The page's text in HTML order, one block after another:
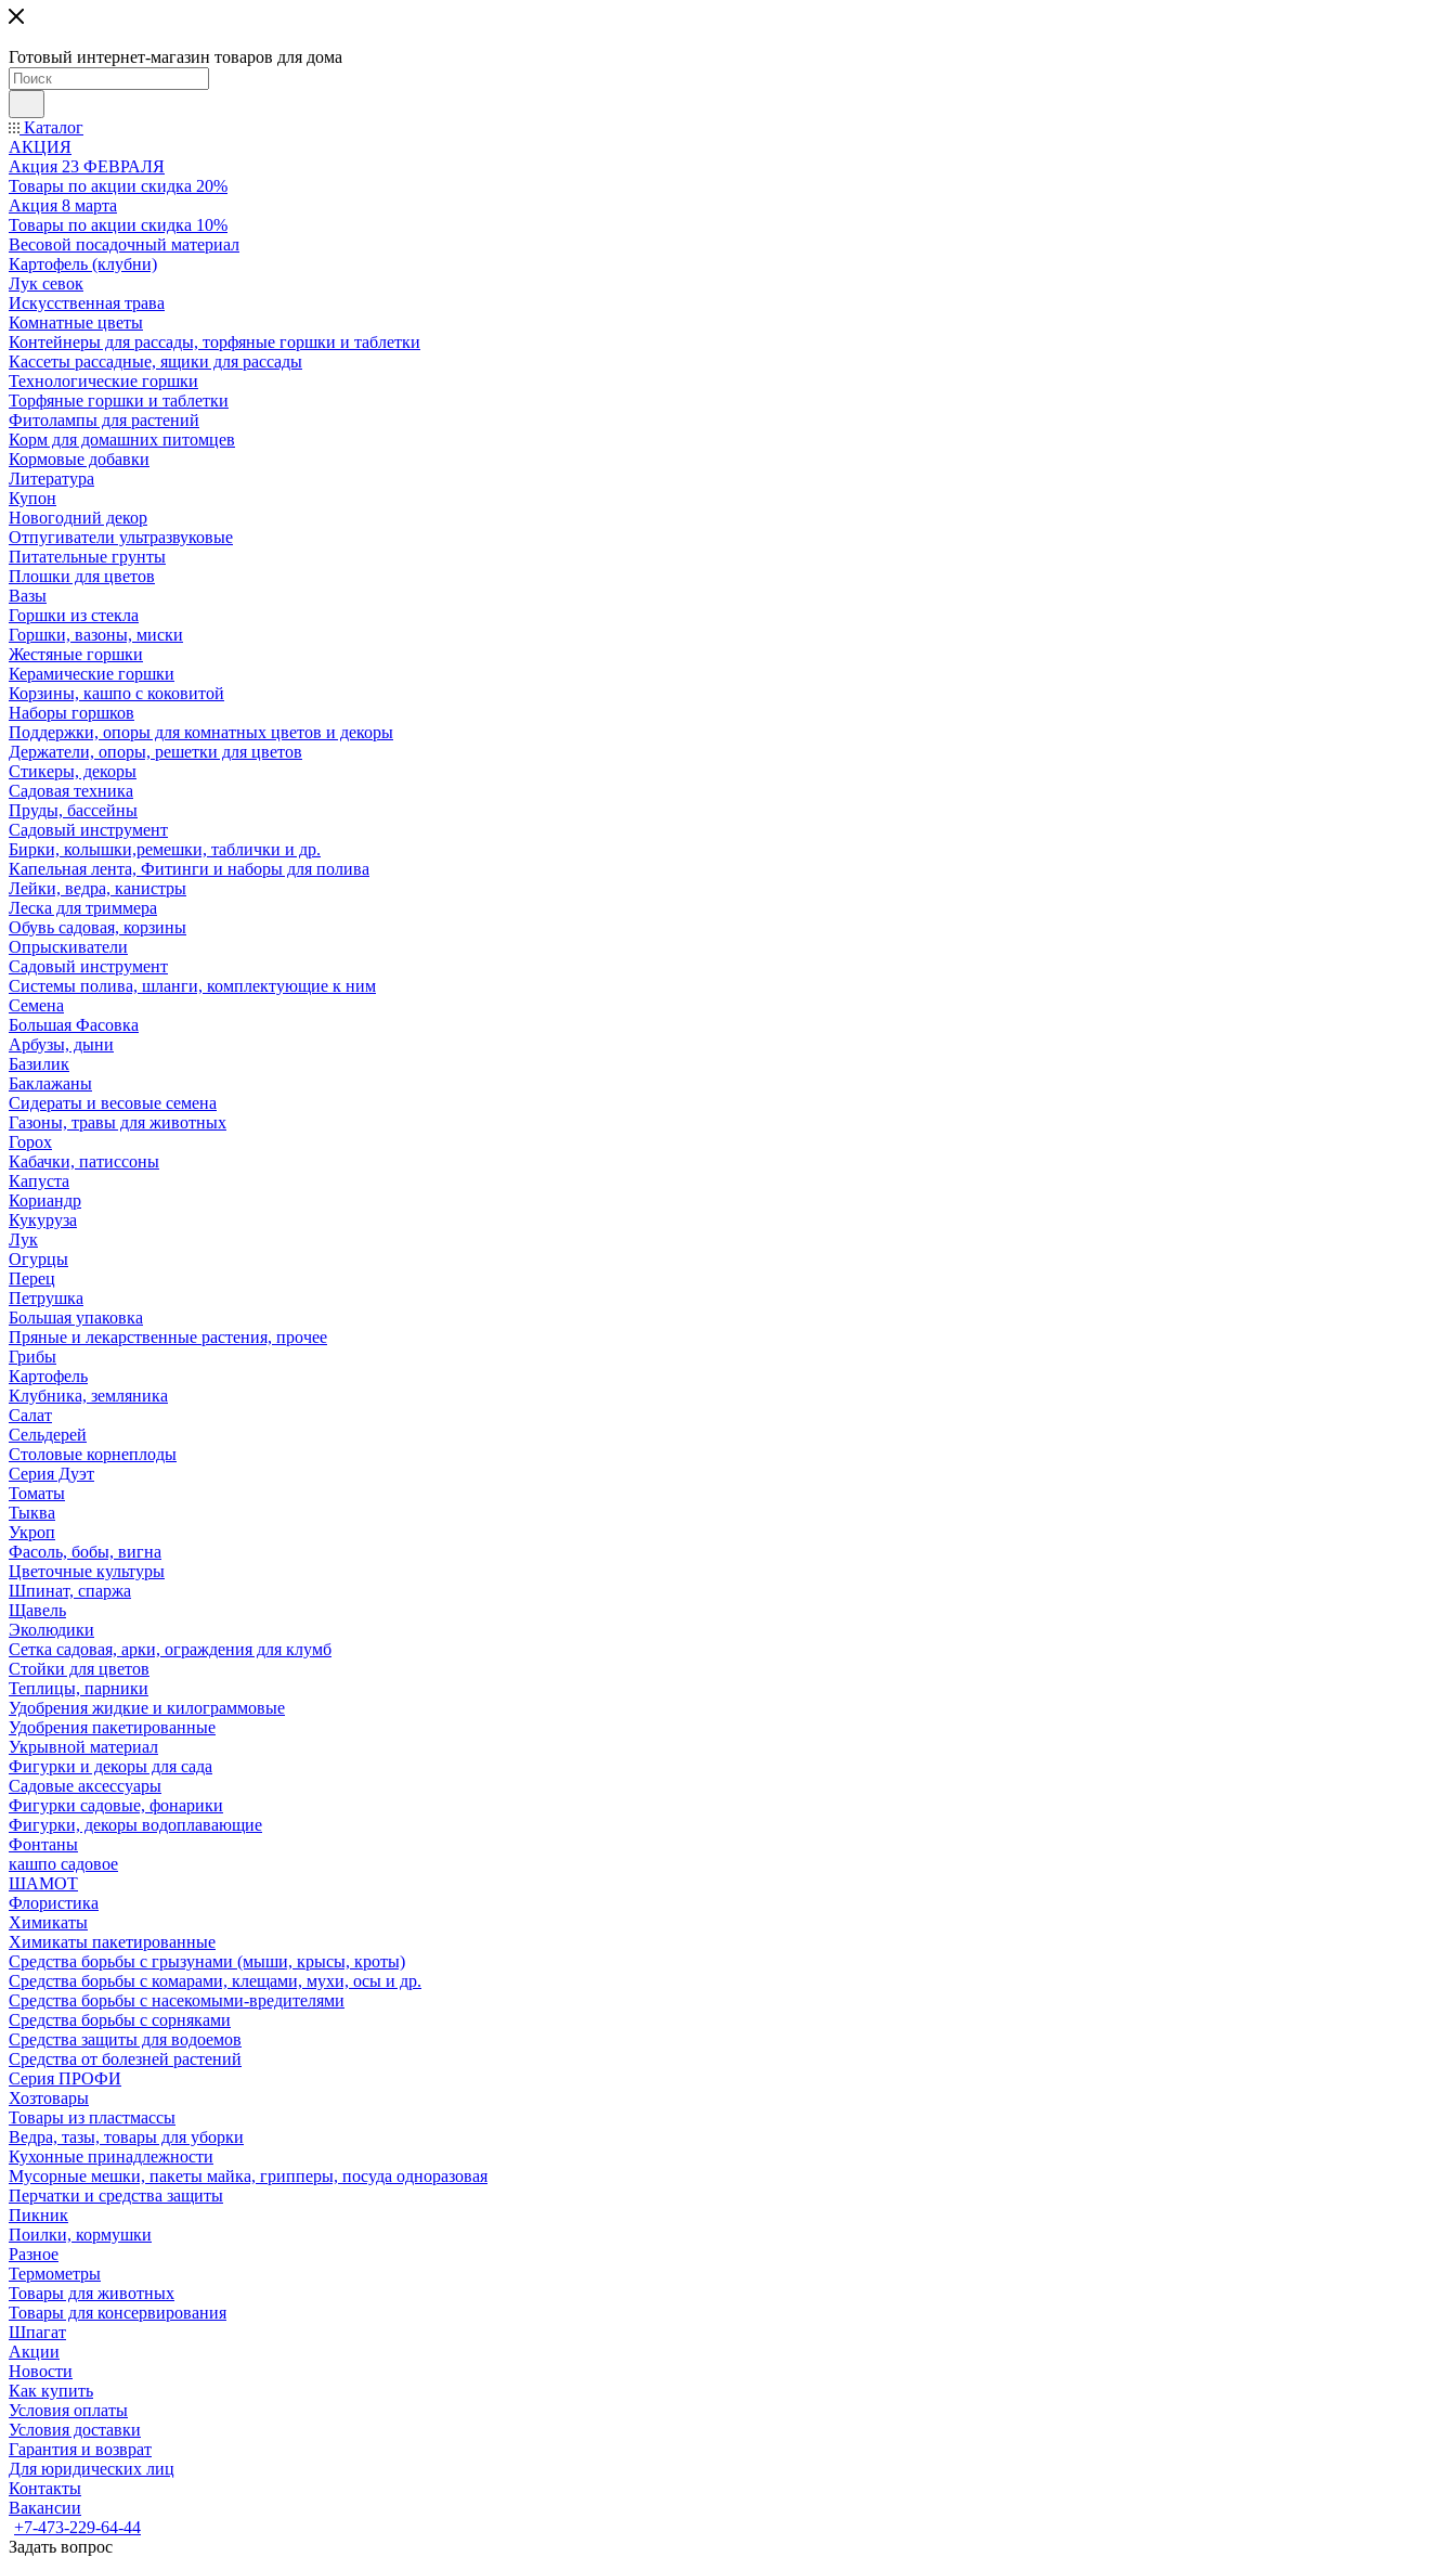
Готовый интернет-магазин товаров для дома
Каталог
АКЦИЯ
Акция 23 ФЕВРАЛЯ
Товары по акции скидка 20%
Акция 8 марта
Товары по акции скидка 10%
Весовой посадочный материал
Картофель (клубни)
Лук севок
Искусственная трава
Комнатные цветы
Контейнеры для рассады, торфяные горшки и таблетки
Кассеты рассадные, ящики для рассады
Технологические горшки
Торфяные горшки и таблетки
Фитолампы для растений
Корм для домашних питомцев
Кормовые добавки
Литература
Купон
Новогодний декор
Отпугиватели ультразвуковые
Питательные грунты
Плошки для цветов
Вазы
Горшки из стекла
Горшки, вазоны, миски
Жестяные горшки
Керамические горшки
Корзины, кашпо с коковитой
Наборы горшков
Поддержки, опоры для комнатных цветов и декоры
Держатели, опоры, решетки для цветов
Стикеры, декоры
Садовая техника
Пруды, бассейны
Садовый инструмент
Бирки, колышки,ремешки, таблички и др.
Капельная лента, Фитинги и наборы для полива
Лейки, ведра, канистры
Леска для триммера
Обувь садовая, корзины
Опрыскиватели
Садовый инструмент
Системы полива, шланги, комплектующие к ним
Семена
Большая Фасовка
Арбузы, дыни
Базилик
Баклажаны
Сидераты и весовые семена
Газоны, травы для животных
Горох
Кабачки, патиссоны
Капуста
Кориандр
Кукуруза
Лук
Огурцы
Перец
Петрушка
Большая упаковка
Пряные и лекарственные растения, прочее
Грибы
Картофель
Клубника, земляника
Салат
Сельдерей
Столовые корнеплоды
Серия Дуэт
Томаты
Тыква
Укроп
Фасоль, бобы, вигна
Цветочные культуры
Шпинат, спаржа
Щавель
Эколюдики
Сетка садовая, арки, ограждения для клумб
Стойки для цветов
Теплицы, парники
Удобрения жидкие и килограммовые
Удобрения пакетированные
Укрывной материал
Фигурки и декоры для сада
Садовые аксессуары
Фигурки садовые, фонарики
Фигурки, декоры водоплавающие
Фонтаны
кашпо садовое
ШАМОТ
Флористика
Химикаты
Химикаты пакетированные
Средства борьбы с грызунами (мыши, крысы, кроты)
Средства борьбы с комарами, клещами, мухи, осы и др.
Средства борьбы с насекомыми-вредителями
Средства борьбы с сорняками
Средства защиты для водоемов
Средства от болезней растений
Серия ПРОФИ
Хозтовары
Товары из пластмассы
Ведра, тазы, товары для уборки
Кухонные принадлежности
Мусорные мешки, пакеты майка, грипперы, посуда одноразовая
Перчатки и средства защиты
Пикник
Поилки, кормушки
Разное
Термометры
Товары для животных
Товары для консервирования
Шпагат
Акции
Новости
Как купить
Условия оплаты
Условия доставки
Гарантия и возврат
Для юридических лиц
Контакты
Вакансии
+7-473-229-64-44
Задать вопрос